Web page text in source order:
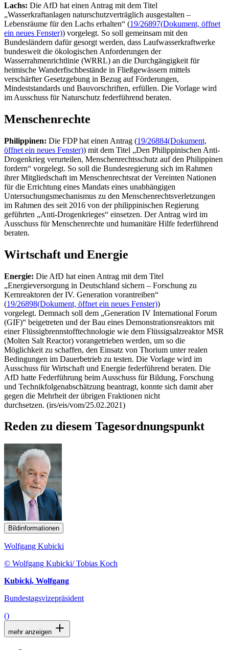
Lachs: Die AfD hat einen Antrag mit dem Titel
„Wasserkraftanlagen naturschutzverträglich ausgestalten –
Lebensräume für den Lachs erhalten“ (19/26897(Dokument, öffnet
ein neues Fenster)) vorgelegt. So soll gemeinsam mit den
Bundesländern dafür gesorgt werden, dass Laufwasserkraftwerke
bundesweit die ökologischen Anforderungen der
Wasserrahmenrichtlinie (WRRL) an die Durchgängigkeit für
heimische Wanderfischbestände in Fließgewässern mittels
verschärfter Gesetzgebung in Bezug auf Förderungen,
Mindeststandards und Bauvorschriften, erfüllen. Die Vorlage wird
im Ausschuss für Naturschutz federführend beraten.
Menschenrechte
Philippinen: Die FDP hat einen Antrag (19/26884(Dokument,
öffnet ein neues Fenster)) mit dem Titel „Den Philippinischen Anti-
Drogenkrieg verurteilen, Menschenrechtsschutz auf den Philippinen
fordern“ vorgelegt. So soll die Bundesregierung sich im Rahmen
ihrer Mitgliedschaft im Menschenrechtsrat der Vereinten Nationen
für die Errichtung eines Mandats eines unabhängigen
Untersuchungsmechanismus zu den Menschenrechtsverletzungen
im Rahmen des seit 2016 von der philippinischen Regierung
geführten „Anti-Drogenkrieges“ einsetzen. Der Antrag wird im
Ausschuss für Menschenrechte und humanitäre Hilfe federführend
beraten.
Wirtschaft und Energie
Energie: Die AfD hat einen Antrag mit dem Titel
„Energieversorgung in Deutschland sichern – Forschung zu
Kernreaktoren der IV. Generation vorantreiben“
(19/26898(Dokument, öffnet ein neues Fenster))
vorgelegt. Demnach soll dem „Generation IV International Forum
(GIF)“ beigetreten und der Bau eines Demonstrationsreaktors mit
einer Flüssigbrennstofftechnologie wie dem Flüssigsalzreaktor MSR
(Molten Salt Reactor) vorangetrieben werden, um so die
Möglichkeit zu schaffen, den Einsatz von Thorium unter realen
Bedingungen im Dauerbetrieb zu testen. Die Vorlage wird im
Ausschuss für Wirtschaft und Energie federführend beraten. Die
AfD hatte Federführung beim Ausschuss für Bildung, Forschung
und Technikfolgenabschätzung beantragt, konnte sich damit aber
gegen die Mehrheit der übrigen Fraktionen nicht
durchsetzen. (irs/eis/vom/25.02.2021)
Reden zu diesem Tagesordnungspunkt
Bildinformationen
Wolfgang Kubicki
© Wolfgang Kubicki/ Tobias Koch
Kubicki, Wolfgang
Bundestagsvizepräsident
()
mehr anzeigen